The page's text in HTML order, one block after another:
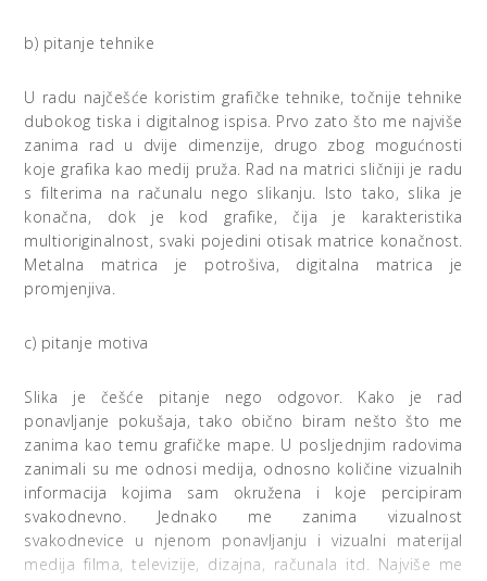
b) pitanje tehnike
U radu najčešće koristim grafičke tehnike, točnije tehnike
dubokog tiska i digitalnog ispisa. Prvo zato što me najviše
zanima rad u dvije dimenzije, drugo zbog mogućnosti
koje grafika kao medij pruža. Rad na matrici sličniji je radu
s filterima na računalu nego slikanju. Isto tako, slika je
konačna, dok je kod grafike, čija je karakteristika
multioriginalnost, svaki pojedini otisak matrice konačnost.
Metalna matrica je potrošiva, digitalna matrica je
promjenjiva.
c) pitanje motiva
Slika je češće pitanje nego odgovor. Kako je rad
ponavljanje pokušaja, tako obično biram nešto što me
zanima kao temu grafičke mape. U posljednjim radovima
zanimali su me odnosi medija, odnosno količine vizualnih
informacija kojima sam okružena i koje percipiram
svakodnevno. Jednako me zanima vizualnost
svakodnevice u njenom ponavljanju i vizualni materijal
medija filma, televizije, dizajna, računala itd. Najviše me